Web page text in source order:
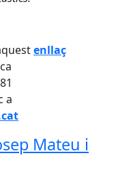
enllaç
a
Mateu i